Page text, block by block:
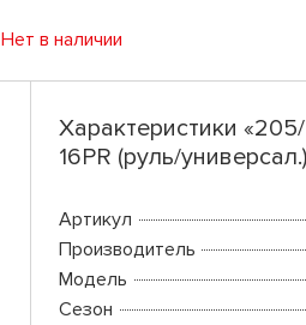
Нет в наличии
Характеристики
16PR (руль/
Артикул
Производитель
Модель
Сезон